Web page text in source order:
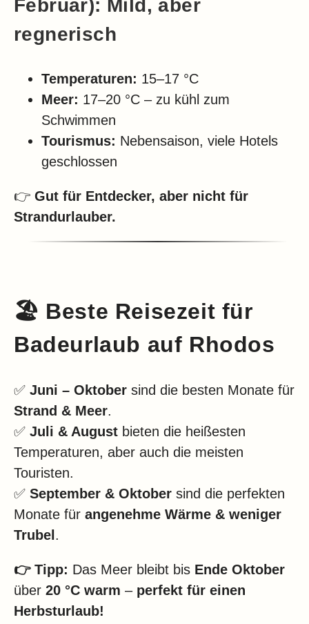
Februar): Mild, aber
regnerisch
Temperaturen: 15–17 °C
Meer: 17–20 °C – zu kühl zum
Schwimmen
Tourismus: Nebensaison, viele Hotels
geschlossen
👉 Gut für Entdecker, aber nicht für
Strandurlauber.
🏖️ Beste Reisezeit für
Badeurlaub auf Rhodos
✅ Juni – Oktober sind die besten Monate für
Strand & Meer.
✅ Juli & August bieten die heißesten
Temperaturen, aber auch die meisten
Touristen.
✅ September & Oktober sind die perfekten
Monate für angenehme Wärme & weniger
Trubel.
👉 Tipp: Das Meer bleibt bis Ende Oktober
über 20 °C warm – perfekt für einen
Herbsturlaub!